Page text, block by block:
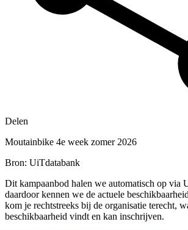
Delen
Moutainbike 4e week zomer 2026
Bron: UiTdatabank
Dit kampaanbod halen we automatisch op via
daardoor kennen we de actuele
kom je rechtstreeks bij de organisatie terecht,
beschikbaarheid vindt en kan inschrijven.